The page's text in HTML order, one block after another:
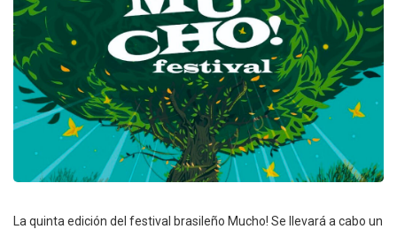
La quinta edición del festival brasileño Mucho! Se llevará a cabo un